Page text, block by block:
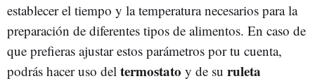
establecer el tiempo y la temperatura necesarios para la
preparación de diferentes tipos de alimentos. En caso de
que prefieras ajustar estos parámetros por tu cuenta,
podrás hacer uso del termostato y de su ruleta